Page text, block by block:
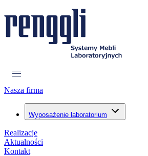
Nasza firma
Wyposażenie laboratorium
Realizacje
Aktualności
Kontakt